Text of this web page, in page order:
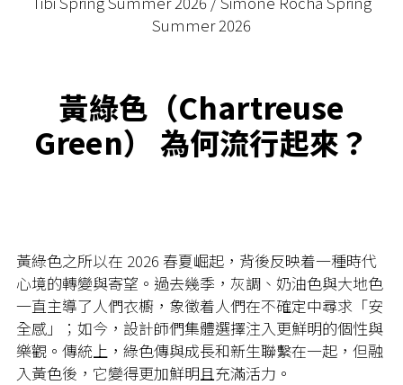
Summer 2026
黃綠色（Chartreuse
Green） 為何流行起來？
黃綠色之所以在 2026 春夏崛起，背後反映着一種時代
心境的轉變與寄望。過去幾季，灰調、奶油色與大地色
一直主導了人們衣櫥，象徵着人們在不確定中尋求「安
全感」；如今，設計師們集體選擇注入更鮮明的個性與
樂觀。傳統上，綠色傳與成長和新生聯繫在一起，但融
入黃色後，它變得更加鮮明且充滿活力。